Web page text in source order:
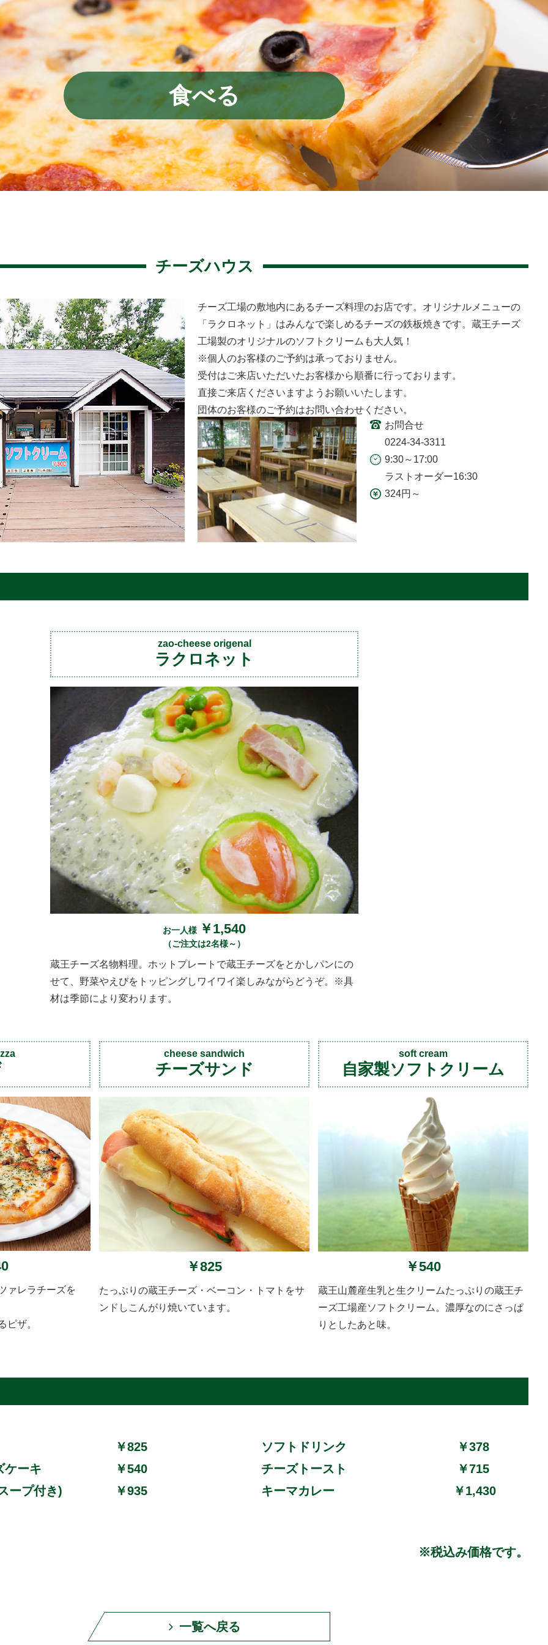
食べる
チーズハウス
チーズ工場の敷地内にあるチーズ料理のお店です。オリジナルメニューの
「ラクロネット」はみんなで楽しめるチーズの鉄板焼きです。蔵王チーズ
工場製のオリジナルのソフトクリームも大人気！
※個人のお客様のご予約は承っておりません。
受付はご来店いただいたお客様から順番に行っております。
直接ご来店くださいますようお願いいたします。
団体のお客様のご予約はお問い合わせください。
お問合せ
0224-34-3311
9:30～17:00
ラストオーダー16:30
324円～
zao-cheese origenal
ラクロネット
お一人様 ￥1,540
（ご注文は2名様～）
蔵王チーズ名物料理。ホットプレートで蔵王チーズをとかしパンにの
せて、野菜やえびをトッピングしワイワイ楽しみながらどうぞ。※具
材は季節により変わります。
ァレラチーズを
ピザ。
cheese sandwich
チーズサンド
￥825
たっぷりの蔵王チーズ・ベーコン・トマトをサ
ンドしこんがり焼いています。
soft cream
自家製ソフトクリーム
￥540
蔵王山麓産生乳と生クリームたっぷりの蔵王チ
ーズ工場産ソフトクリーム。濃厚なのにさっぱ
りとしたあと味。
￥825 ソフトドリンク
￥378
ケーキ
￥540 チーズトースト
￥715
ープ付き)
￥935 キーマカレー ￥1,430
※税込み価格です。
一覧へ戻る